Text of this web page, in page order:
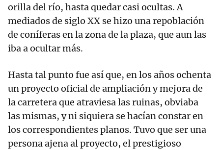
orilla del río, hasta quedar casi ocultas. A
mediados de siglo XX se hizo una repoblación
de coníferas en la zona de la plaza, que aun las
iba a ocultar más.
Hasta tal punto fue así que, en los años ochenta
un proyecto oficial de ampliación y mejora de
la carretera que atraviesa las ruinas, obviaba
las mismas, y ni siquiera se hacían constar en
los correspondientes planos. Tuvo que ser una
persona ajena al proyecto, el prestigioso